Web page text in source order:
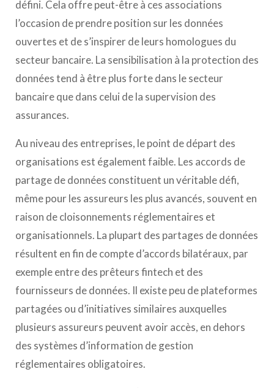
défini. Cela offre peut-être à ces associations
l’occasion de prendre position sur les données
ouvertes et de s’inspirer de leurs homologues du
secteur bancaire. La sensibilisation à la protection des
données tend à être plus forte dans le secteur
bancaire que dans celui de la supervision des
assurances.
Au niveau des entreprises, le point de départ des
organisations est également faible. Les accords de
partage de données constituent un véritable défi,
même pour les assureurs les plus avancés, souvent en
raison de cloisonnements réglementaires et
organisationnels. La plupart des partages de données
résultent en fin de compte d’accords bilatéraux, par
exemple entre des prêteurs fintech et des
fournisseurs de données. Il existe peu de plateformes
partagées ou d’initiatives similaires auxquelles
plusieurs assureurs peuvent avoir accès, en dehors
des systèmes d’information de gestion
réglementaires obligatoires.